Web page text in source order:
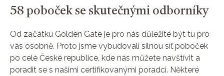
58 poboček se skutečnými odborníky
Od začátku Golden Gate je pro nás důležité být tu pro
vás osobně. Proto jsme vybudovali silnou síť poboček
po celé České republice, kde nás můžete navštívit a
poradit se s našimi certifikovanými poradci. Některé